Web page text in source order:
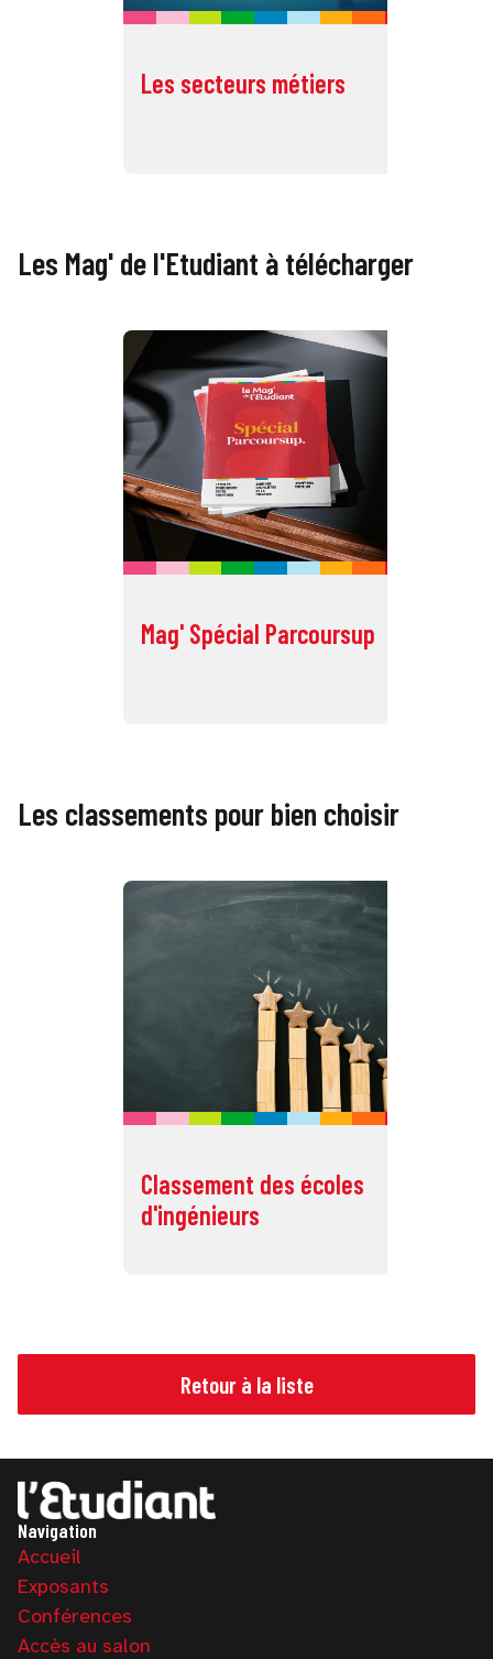
Les secteurs métiers
Les Mag' de l'Etudiant à télécharger
Mag' Spécial Parcoursup
Les classements pour bien choisir
Classement des écoles
d'ingénieurs
Retour à la liste
Navigation
Accueil
Exposants
Conférences
Accès au salon